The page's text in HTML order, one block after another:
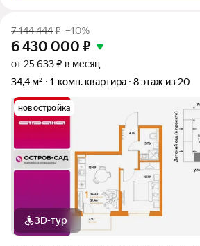
7 144 444₽ –10%
6 430 000 ₽
от 25 633 ₽ в месяц
34,4 м²
1-комн. квартира 8 этаж из 20
новостройка
3D-тур